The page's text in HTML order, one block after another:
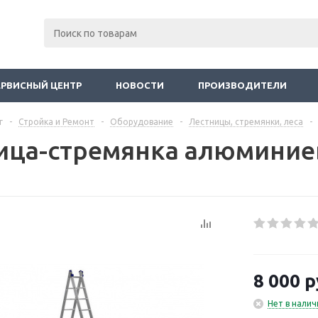
ЦЕНТР НОВОСТИ ПРОИЗВОДИТЕЛИ
- Стройка и Ремонт - Оборудование - Лестницы, стремянки, леса -
стремянка
8 000
Нет в